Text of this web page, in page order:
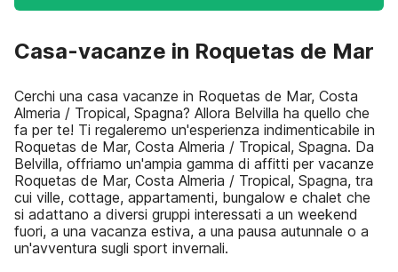
Casa-vacanze in Roquetas de Mar
Cerchi una casa vacanze in Roquetas de Mar, Costa
Almeria / Tropical, Spagna? Allora Belvilla ha quello che
fa per te! Ti regaleremo un'esperienza indimenticabile in
Roquetas de Mar, Costa Almeria / Tropical, Spagna. Da
Belvilla, offriamo un'ampia gamma di affitti per vacanze
Roquetas de Mar, Costa Almeria / Tropical, Spagna, tra
cui ville, cottage, appartamenti, bungalow e chalet che
si adattano a diversi gruppi interessati a un weekend
fuori, a una vacanza estiva, a una pausa autunnale o a
un'avventura sugli sport invernali.